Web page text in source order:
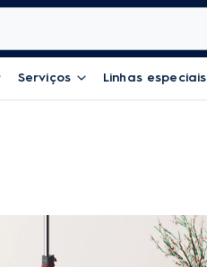
Serviços Linhas especiais